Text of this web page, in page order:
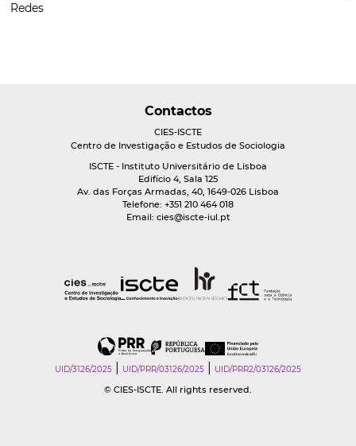
Redes
Contactos
CIES-ISCTE
Centro de Investigação e Estudos de Sociologia
ISCTE - Instituto Universitário de Lisboa
Edifício 4, Sala 125
Av. das Forças Armadas, 40, 1649-026 Lisboa
Telefone: +351 210 464 018
Email: cies@iscte-iul.pt
UID/3126/2025 UID/PRR/03126/2025 UID/PRR2/03126/2025
© CIES-ISCTE. All rights reserved.